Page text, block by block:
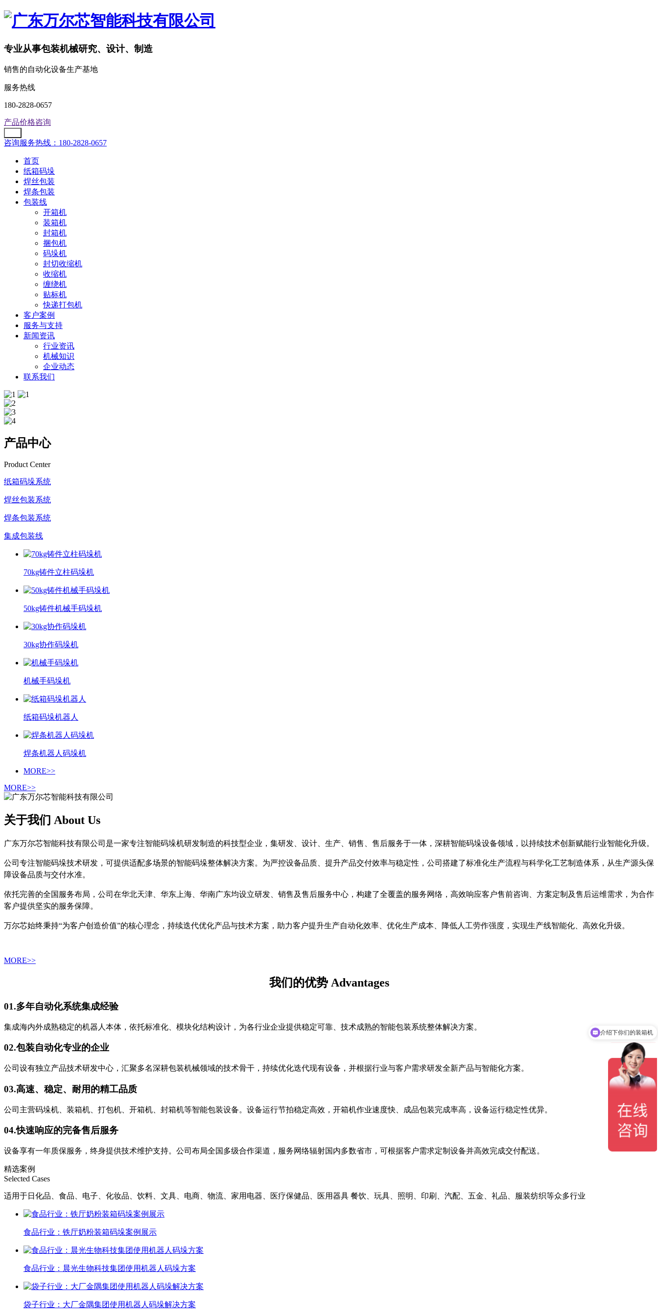
专业从事包装机械研究、设计、制造
销售的自动化设备生产基地
服务热线
180-2828-0657
产品价格咨询
咨询服务热线：180-2828-0657
首页
纸箱码垛
焊丝包装
焊条包装
包装线
开箱机
装箱机
封箱机
捆包机
码垛机
封切收缩机
收缩机
缠绕机
贴标机
快递打包机
客户案例
服务与支持
新闻资讯
行业资讯
机械知识
企业动态
联系我们
产品中心
Product Center
纸箱码垛系统
焊丝包装系统
焊条包装系统
集成包装线
70kg铸件立柱码垛机
50kg铸件机械手码垛机
30kg协作码垛机
机械手码垛机
纸箱码垛机器人
焊条机器人码垛机
MORE>>
MORE>>
关于我们 About Us
广东万尔芯智能科技有限公司是一家专注智能码垛机研发制造的科技型企业，集研发、设计、生产、销售、售后服务于一体，深耕智能码垛设备领域，以持续技术创新赋能行业智能化升级。
公司专注智能码垛技术研发，可提供适配多场景的智能码垛整体解决方案。为严控设备品质、提升产品交付效率与稳定性，公司搭建了标准化生产流程与科学化工艺制造体系，从生产源头保
障设备品质与交付水准。
依托完善的全国服务布局，公司在华北天津、华东上海、华南广东均设立研发、销售及售后服务中心，构建了全覆盖的服务网络，高效响应客户售前咨询、方案定制及售后运维需求，为合作
客户提供坚实的服务保障。
万尔芯始终秉持“为客户创造价值”的核心理念，持续迭代优化产品与技术方案，助力客户提升生产自动化效率、优化生产成本、降低人工劳作强度，实现生产线智能化、高效化升级。
MORE>>
我们的优势 Advantages
01.多年自动化系统集成经验
集成海内外成熟稳定的机器人本体，依托标准化、模块化结构设计，为各行业企业提供稳定可靠、技术成熟的智能包装系统整体解决方案。
02.包装自动化专业的企业
公司设有独立产品技术研发中心，汇聚多名深耕包装机械领域的技术骨干，持续优化迭代现有设备，并根据行业与客户需求研发全新产品与智能化方案。
03.高速、稳定、耐用的精工品质
公司主营码垛机、装箱机、打包机、开箱机、封箱机等智能包装设备。设备运行节拍稳定高效，开箱机作业速度快、成品包装完成率高，设备运行稳定性优异。
04.快速响应的完备售后服务
设备享有一年质保服务，终身提供技术维护支持。公司布局全国多级合作渠道，服务网络辐射国内多数省市，可根据客户需求定制设备并高效完成交付配送。
精选案例
Selected Cases
适用于日化品、食品、电子、化妆品、饮料、文具、电商、物流、家用电器、医疗保健品、医用器具 餐饮、玩具、照明、印刷、汽配、五金、礼品、服装纺织等众多行业
食品行业：铁厅奶粉装箱码垛案例展示
食品行业：晨光生物科技集团使用机器人码垛方案
袋子行业：大厂金隅集团使用机器人码垛解决方案
介绍下你们的装箱机